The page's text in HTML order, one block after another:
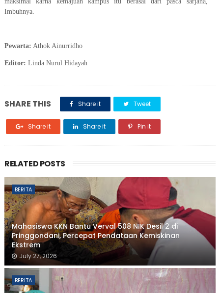
Imbuhnya.
Pewarta: Athok Ainurridho
Editor: Linda Nurul Hidayah
SHARE THIS Share it Tweet
Share it Share it Pin it
RELATED POSTS
BERITA
Mahasiswa KKN Bantu Verval 508 NIK Desil 2 di
Pringgondani, Percepat Pendataan Kemiskinan
Ekstrem
July 27, 2026
BERITA